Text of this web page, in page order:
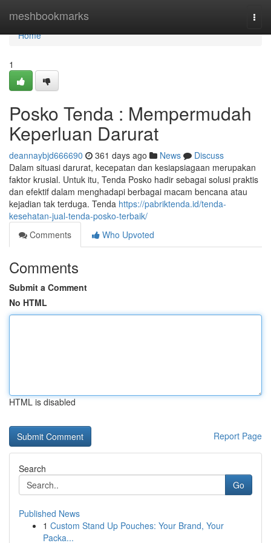
meshbookmarks
Home
Home
1
Posko Tenda : Mempermudah
Keperluan Darurat
deannaybjd666690 361 days ago News
Discuss
Dalam situasi darurat, kecepatan dan kesiapsiagaan merupakan
faktor krusial. Untuk itu, Tenda Posko hadir sebagai solusi praktis
dan efektif dalam menghadapi berbagai macam bencana atau
kejadian tak terduga. Tenda https://pabriktenda.id/tenda-
kesehatan-jual-tenda-posko-terbaik/
Comments
Who Upvoted
Comments
Submit a Comment
No HTML
HTML is disabled
Report Page
Search
Go
Published News
1 Custom Stand Up Pouches: Your Brand, Your
Packa...